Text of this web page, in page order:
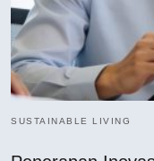
SUSTAINABLE LIVING